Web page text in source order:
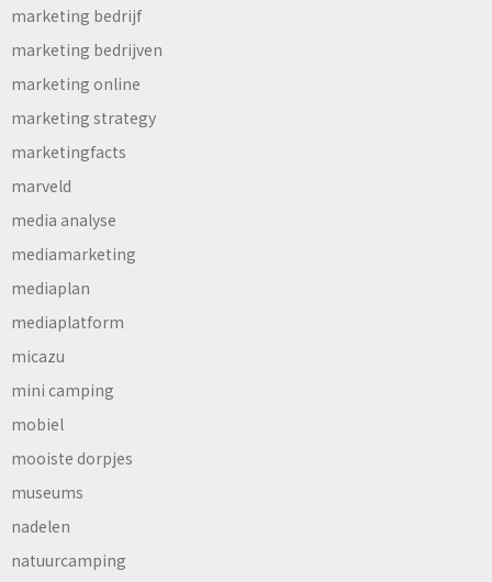
marketing bedrijf
marketing bedrijven
marketing online
marketing strategy
marketingfacts
marveld
media analyse
mediamarketing
mediaplan
mediaplatform
micazu
mini camping
mobiel
mooiste dorpjes
museums
nadelen
natuurcamping